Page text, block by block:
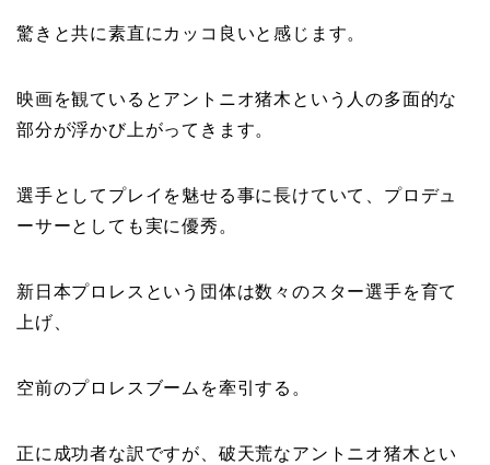
驚きと共に素直にカッコ良いと感じます。
映画を観ているとアントニオ猪木という人の多面的な
部分が浮かび上がってきます。
選手としてプレイを魅せる事に長けていて、プロデュ
ーサーとしても実に優秀。
新日本プロレスという団体は数々のスター選手を育て
上げ、
空前のプロレスブームを牽引する。
正に成功者な訳ですが、破天荒なアントニオ猪木とい